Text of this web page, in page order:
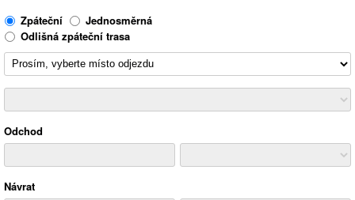
Zpáteční
Jednosměrná
Odlišná zpáteční trasa
Odchod
Návrat